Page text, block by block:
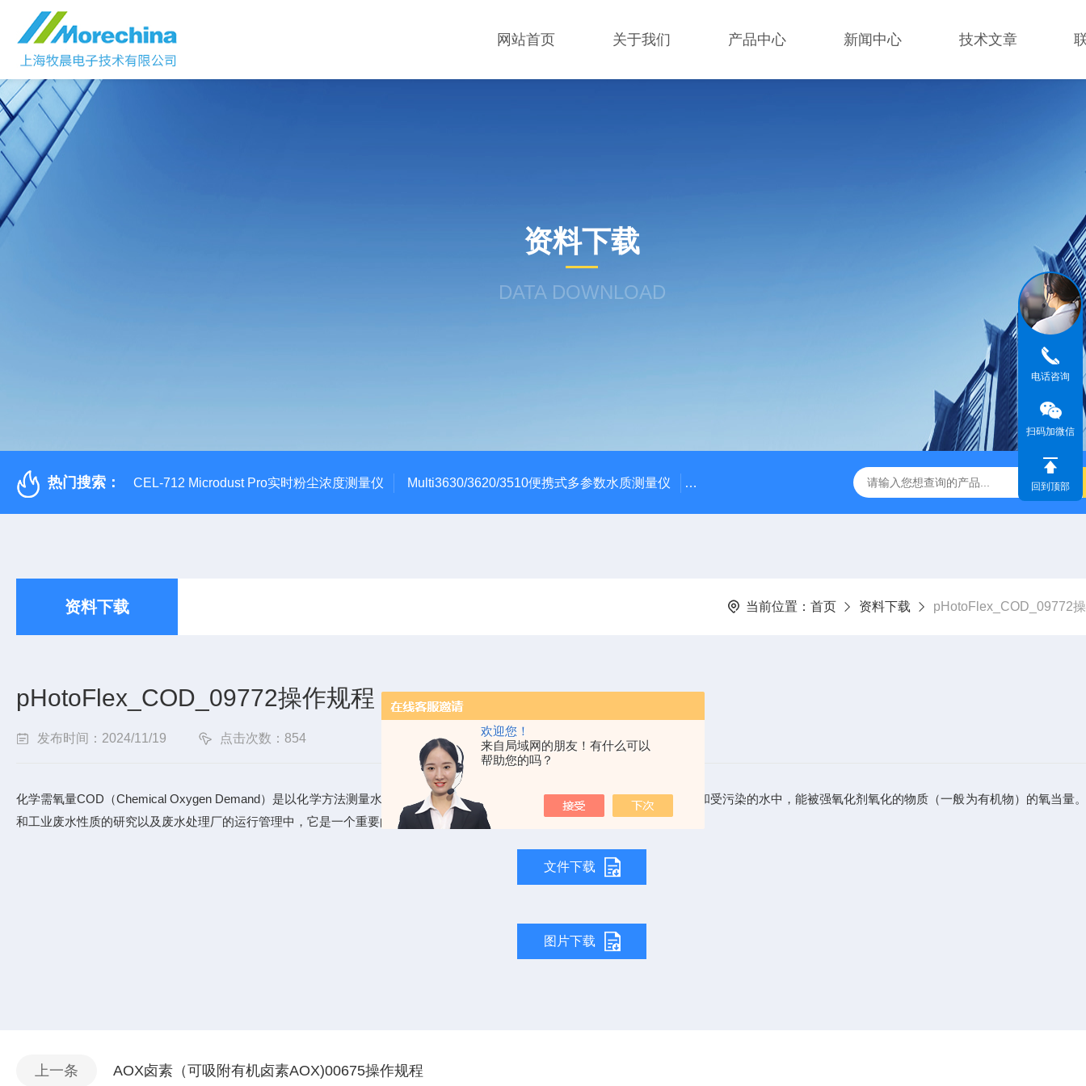
欢迎您！
来自局域网的朋友！有什么可以
帮助您的吗？
网站首页 关于我们 产品中心 新闻中心 技术文章
资料下载
DATA DOWNLOAD
热门搜索： CEL-712 Microdust Pro实时粉尘浓度测量仪 Multi3630/3620/3510便携式多参数水质测量仪 dBadge2CASELLA科赛乐个人声暴露计 PC-2200/2300进口激光
资料下载 当前位置： 首页 资料下载 pHotoFlex_COD_09772
pHotoFlex_COD_09772操作规程
发布时间：2024/11/19 点击次数：854
化学需氧量COD （Chemical Oxygen Demand）是以化学方法测量水样中需要被氧化的还原性物质的量。废水、废水处理厂出水和受污染的水中，能被强氧化剂氧化的物质（一般为有机物）的氧当量
和工业废水性质的研究以及废水处理厂的运行管理中，它是一个重要的而且能较快测定的有机物污染参数，常以符号COD表示。
文件下载
图片下载
上一条 AOX卤素（可吸附有机卤素AOX)00675操作规程
电话咨询
扫码加微信
回到顶部